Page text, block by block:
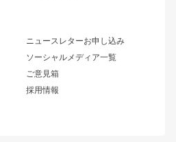
ニュースレターお申し込み
ソーシャルメディア一覧
ご意見箱
採用情報
ローレル
セフィーロ
キャラバン
まつど家 鉄漢